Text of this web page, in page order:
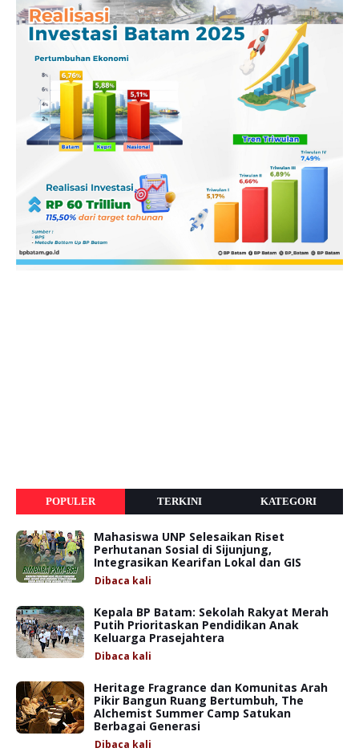
POPULER TERKINI KATEGORI
Mahasiswa UNP Selesaikan Riset
Perhutanan Sosial di Sijunjung,
Integrasikan Kearifan Lokal dan GIS
Dibaca kali
Kepala BP Batam: Sekolah Rakyat Merah
Putih Prioritaskan Pendidikan Anak
Keluarga Prasejahtera
Dibaca kali
Heritage Fragrance dan Komunitas Arah
Pikir Bangun Ruang Bertumbuh, The
Alchemist Summer Camp Satukan
Berbagai Generasi
Dibaca kali